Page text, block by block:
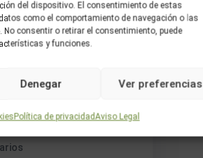
del dispositivo. El consentimiento de estas
como el comportamiento de navegación o las
consentir o retirar el consentimiento, puede
y funciones.
Denegar Ver preferencias
Política de privacidadAviso Legal